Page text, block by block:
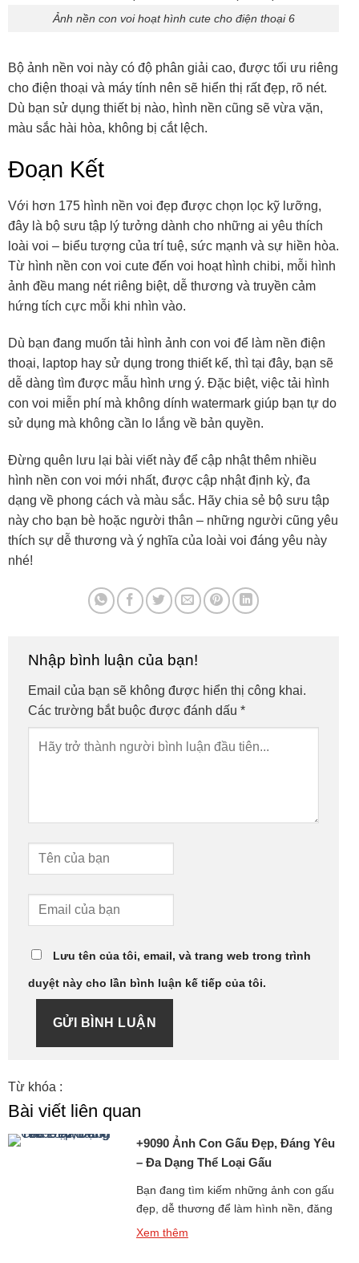
Ảnh nền con voi hoạt hình cute cho điện thoại 6
Bộ ảnh nền voi này có độ phân giải cao, được tối ưu riêng
cho điện thoại và máy tính nên sẽ hiển thị rất đẹp, rõ nét.
Dù bạn sử dụng thiết bị nào, hình nền cũng sẽ vừa vặn,
màu sắc hài hòa, không bị cắt lệch.
Đoạn Kết
Với hơn 175 hình nền voi đẹp được chọn lọc kỹ lưỡng,
đây là bộ sưu tập lý tưởng dành cho những ai yêu thích
loài voi – biểu tượng của trí tuệ, sức mạnh và sự hiền hòa.
Từ hình nền con voi cute đến voi hoạt hình chibi, mỗi hình
ảnh đều mang nét riêng biệt, dễ thương và truyền cảm
hứng tích cực mỗi khi nhìn vào.
Dù bạn đang muốn tải hình ảnh con voi để làm nền điện
thoại, laptop hay sử dụng trong thiết kế, thì tại đây, bạn sẽ
dễ dàng tìm được mẫu hình ưng ý. Đặc biệt, việc tải hình
con voi miễn phí mà không dính watermark giúp bạn tự do
sử dụng mà không cần lo lắng về bản quyền.
Đừng quên lưu lại bài viết này để cập nhật thêm nhiều
hình nền con voi mới nhất, được cập nhật định kỳ, đa
dạng về phong cách và màu sắc. Hãy chia sẻ bộ sưu tập
này cho bạn bè hoặc người thân – những người cũng yêu
thích sự dễ thương và ý nghĩa của loài voi đáng yêu này
nhé!
Nhập bình luận của bạn!
Email của bạn sẽ không được hiển thị công khai.
Các trường bắt buộc được đánh dấu *
Lưu tên của tôi, email, và trang web trong trình
duyệt này cho lần bình luận kế tiếp của tôi.
GỬI BÌNH LUẬN
Từ khóa :
Bài viết liên quan
+9090 Ảnh Con Gấu Đẹp, Đáng Yêu
– Đa Dạng Thể Loại Gấu
Bạn đang tìm kiếm những ảnh con gấu
đẹp, dễ thương để làm hình nền, đăng
story, hoặc chia sẻ với bạn bè? Bộ sưu
Xem thêm